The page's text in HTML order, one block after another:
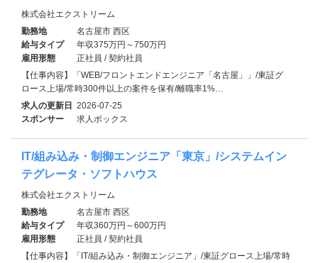
株式会社エクストリーム
勤務地
名古屋市 西区
給与タイプ
年収375万円～750万円
雇用形態
正社員 / 契約社員
【仕事内容】「WEB/フロントエンドエンジニア「名古屋」」/東証グ
ロース上場/常時300件以上の案件を保有/離職率1%…
求人の更新日 2026-07-25
スポンサー
求人ボックス
IT/組み込み・制御エンジニア「東京」/システムイン
テグレータ・ソフトハウス
株式会社エクストリーム
勤務地
名古屋市 西区
給与タイプ
年収360万円～600万円
雇用形態
正社員 / 契約社員
【仕事内容】「IT/組み込み・制御エンジニア」/東証グロース上場/常時